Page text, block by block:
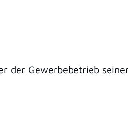
der Gewerbebetrieb